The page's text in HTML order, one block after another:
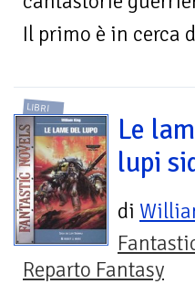
Il primo è in cerca
LIBRI
Le
lupi
di
Reparto Fantasy